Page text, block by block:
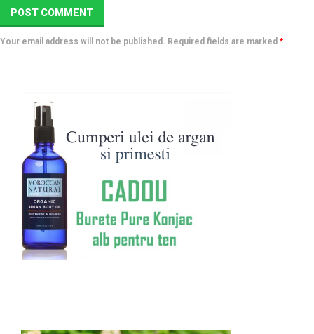
Your email address will not be published. Required fields are marked *